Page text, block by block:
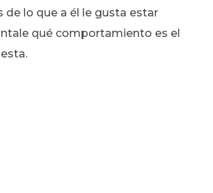
de lo que a él le gusta estar
qué comportamiento es el